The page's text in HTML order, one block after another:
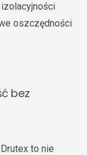
oszczędności
bez
to nie